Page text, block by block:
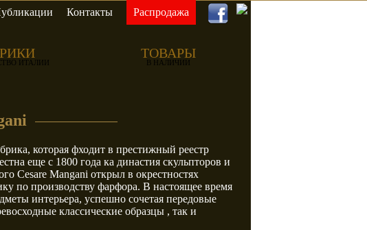
Контакты Распродажа
ИТАЛИИ
ТОВАРЫ
В НАЛИЧИИ
которая фходит в престижный реестр
еще с 1800 года ка династия скульпторов и
Cesare Mangani открыл в окрестностях
по производству фарфора. В настоящее время
интерьера, успешно сочетая передовые
классические образцы , так и
Bianchini
Perez
& Radice Halley